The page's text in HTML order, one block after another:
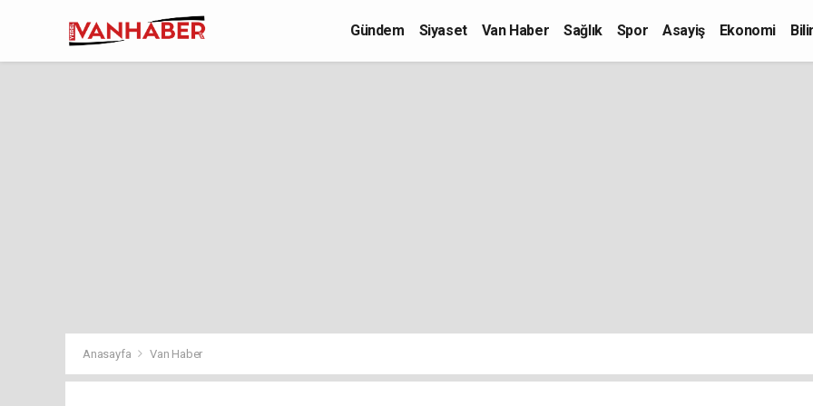
Gündem Siyaset Van Haber Sağlık Spor Asayiş Ekonomi
Anasayfa Van Haber